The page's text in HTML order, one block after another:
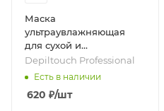
Маска
ультраувлажняющая
для сухой и
обезвоженной кожи, 50
мл, бренд - Depiltouch
Depiltouch Professional
Есть в наличии
620 ₽/шт